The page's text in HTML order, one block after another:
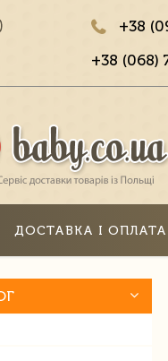
+38
+38 (068)
ДОСТАВКА І ОПЛАТА